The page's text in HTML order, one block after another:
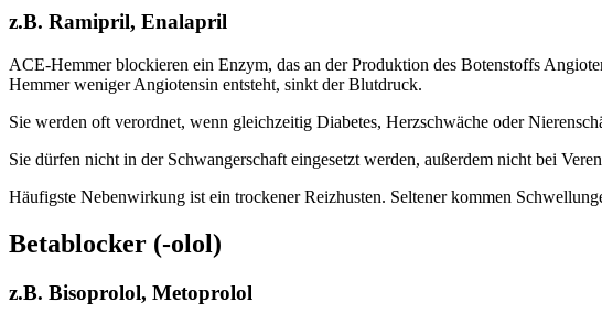
z.B. Ramipril, Enalapril
ACE-Hemmer blockieren ein Enzym, das an der Produktion des Botenstoffs
Hemmer weniger Angiotensin entsteht, sinkt der Blutdruck.
Sie werden oft verordnet, wenn gleichzeitig Diabetes, Herzschwäche oder
Sie dürfen nicht in der Schwangerschaft eingesetzt werden, außerdem nicht bei
Häufigste Nebenwirkung ist ein trockener Reizhusten. Seltener kommen
Betablocker (-olol)
z.B. Bisoprolol, Metoprolol